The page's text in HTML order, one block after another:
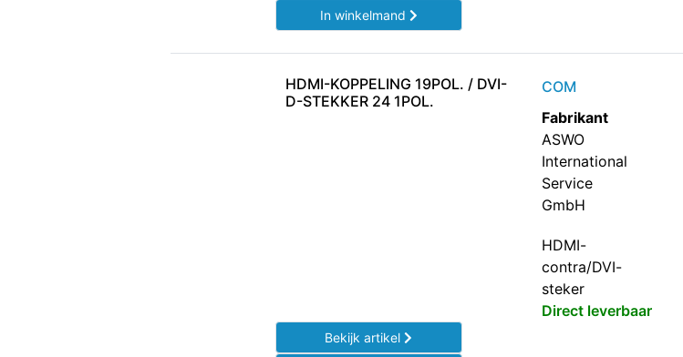
In winkelmand
HDMI-KOPPELING 19POL. / DVI-
D-STEKKER 24 1POL.
COM
Fabrikant
ASWO
International
Service
GmbH
HDMI-
contra/DVI-
steker
Direct leverbaar
Bekijk artikel